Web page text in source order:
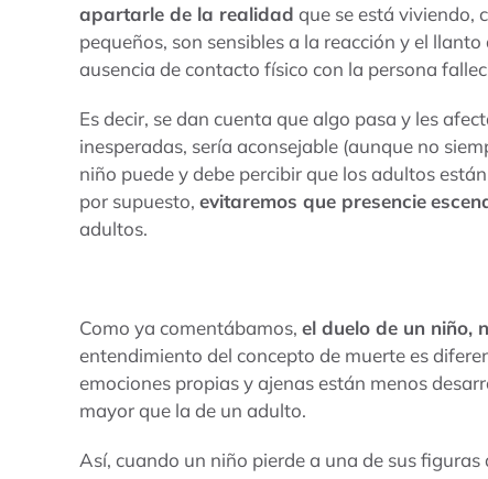
apartarle de la realidad que se está viviendo,
pequeños, son sensibles a la reacción y el
ausencia de contacto físico con la persona
Es decir, se dan cuenta que algo pasa y les
inesperadas, sería aconsejable (aunque no
niño puede y debe percibir que los adultos
por supuesto, evitaremos que presencie
adultos.
Como ya comentábamos, el duelo de un niño,
entendimiento del concepto de muerte es
emociones propias y ajenas están menos
mayor que la de un adulto.
Así, cuando un niño pierde a una de sus